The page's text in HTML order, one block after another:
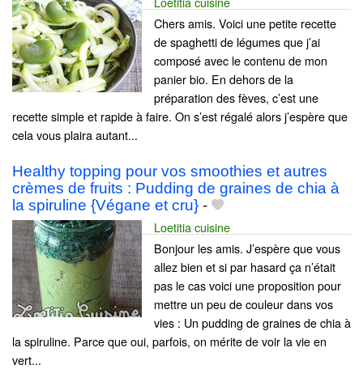
Chers amis. Voici une petite recette
de spaghetti de légumes que j’ai
composé avec le contenu de mon
panier bio. En dehors de la
préparation des fèves, c’est une
recette simple et rapide à faire. On s’est régalé alors j’espère que
cela vous plaira autant...
Healthy topping pour vos smoothies et autres
crèmes de fruits : Pudding de graines de chia à
la spiruline {Végane et cru} -
Loetitia cuisine
Bonjour les amis. J’espère que vous
allez bien et si par hasard ça n’était
pas le cas voici une proposition pour
mettre un peu de couleur dans vos
vies : Un pudding de graines de chia à
la spiruline. Parce que oui, parfois, on mérite de voir la vie en
vert...